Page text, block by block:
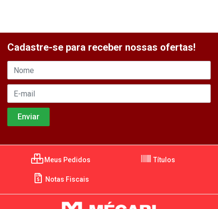
Cadastre-se para receber nossas ofertas!
Meus Pedidos Títulos
Notas Fiscais